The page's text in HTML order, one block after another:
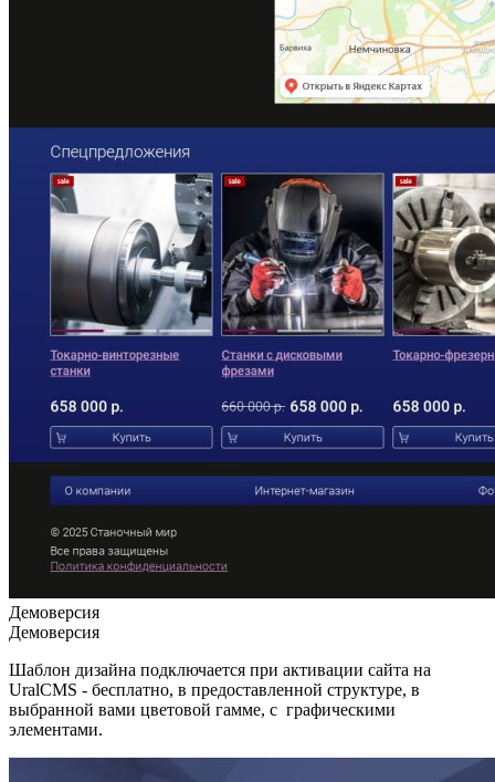
Демоверсия
Демоверсия
Шаблон дизайна подключается при активации сайта на
UralCMS - бесплатно, в предоставленной структуре, в
выбранной вами цветовой гамме, с графическими
элементами.